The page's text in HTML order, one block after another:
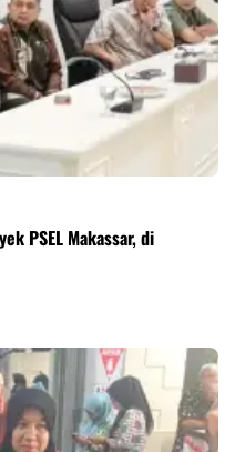
PSEL Makassar, di